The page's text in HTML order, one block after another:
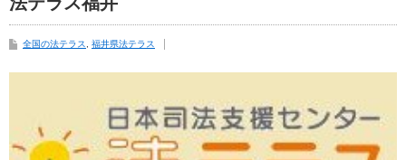
全国の法テラス 福井県法テラス